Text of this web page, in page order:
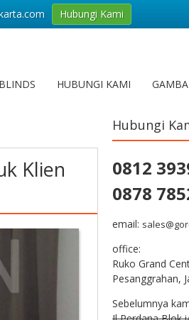
HUBUNGI KAMI
Klien
Hubungi
0812
0878
email:
office:
Ruko Grand
Pesanggrahan,
Sebelumnya
Hubungi Kami